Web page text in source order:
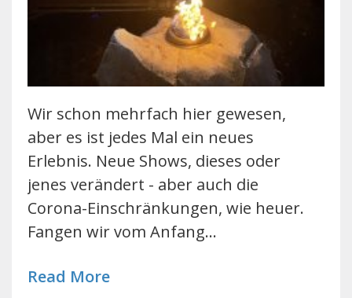
Wir schon mehrfach hier gewesen,
aber es ist jedes Mal ein neues
Erlebnis. Neue Shows, dieses oder
jenes verändert - aber auch die
Corona-Einschränkungen, wie heuer.
Fangen wir vom Anfang…
Read More